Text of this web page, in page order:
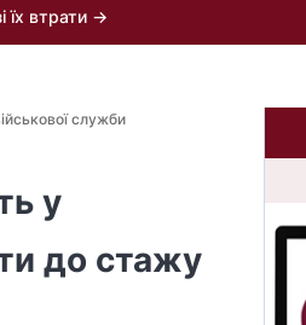
їх втрати →
служби
у
до стажу